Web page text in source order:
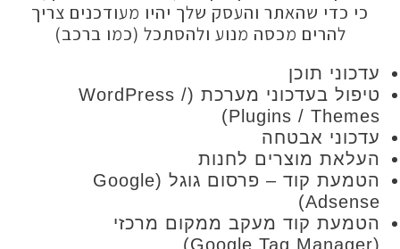
שהאתר והעסק שלך יהיו מעודכנים צריך
להרים מכסה מנוע ולהסתכל (כמו ברכב)
תוכן
טיפול בעדכוני מערכת (WordPress /
Plugins /
אבטחה
מוצרים לחנות
הטמעת קוד – פרסום גוגל (Google
קוד מעקב ממקום מרכזי